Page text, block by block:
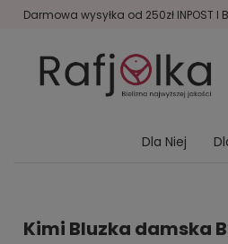
Darmowa wysyłka od 250zł
Dla Niej
Kimi Bluzka damska